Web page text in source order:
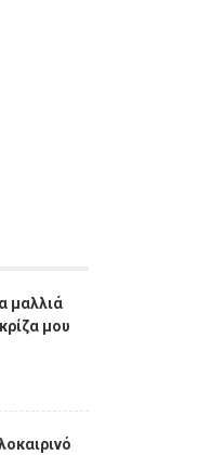
μαλλιά
μου